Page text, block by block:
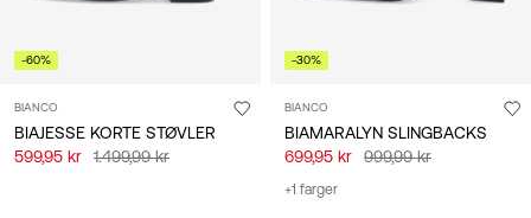
-60%
BIANCO
BIAJESSE KORTE STØVLER
599,95 kr
1.499,99 kr
-30%
BIANCO
BIAMARALYN SLINGBACKS
699,95 kr
999,99 kr
+1 farger